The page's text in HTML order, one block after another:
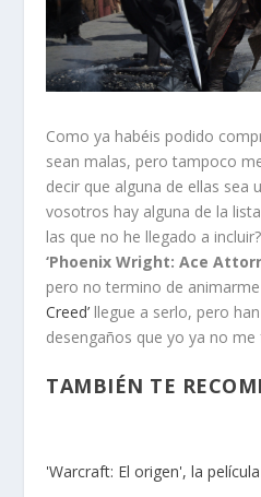
Como ya habéis podido
sean malas, pero tampoco
decir que alguna de ellas sea
vosotros hay alguna de la
las que no he llegado a
‘Phoenix Wright: Ace
pero no termino de
Creed’ llegue a serlo, pero
desengaños que yo ya no
TAMBIÉN TE
'Warcraft: El origen', la película